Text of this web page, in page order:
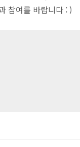
참여를 바랍니다 : )